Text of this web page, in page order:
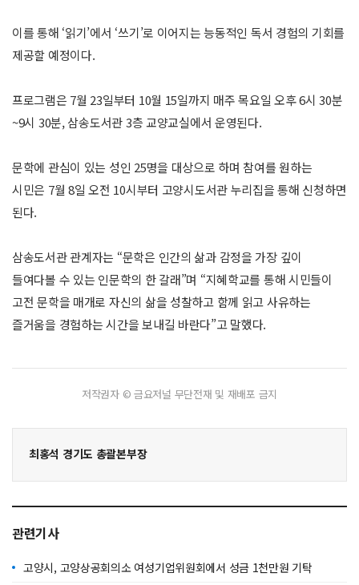
이를 통해 ‘읽기’에서 ‘쓰기’로 이어지는 능동적인 독서 경험의 기회를
제공할 예정이다.
프로그램은 7월 23일부터 10월 15일까지 매주 목요일 오후 6시 30분
~9시 30분, 삼송도서관 3층 교양교실에서 운영된다.
문학에 관심이 있는 성인 25명을 대상으로 하며 참여를 원하는
시민은 7월 8일 오전 10시부터 고양시도서관 누리집을 통해 신청하면
된다.
삼송도서관 관계자는 “문학은 인간의 삶과 감정을 가장 깊이
들여다볼 수 있는 인문학의 한 갈래”며 “지혜학교를 통해 시민들이
고전 문학을 매개로 자신의 삶을 성찰하고 함께 읽고 사유하는
즐거움을 경험하는 시간을 보내길 바란다”고 말했다.
저작권자 © 금요저널 무단전재 및 재배포 금지
최홍석 경기도 총괄본부장
관련기사
고양시, 고양상공회의소 여성기업위원회에서 성금 1천만원 기탁